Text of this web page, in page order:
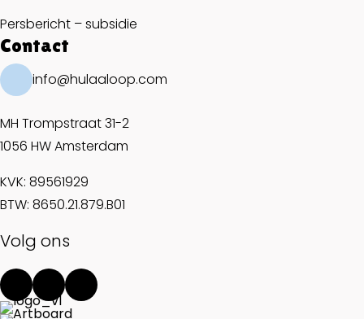
Persbericht – subsidie
Contact
info@hulaaloop.com
MH Trompstraat 31-2
1056 HW Amsterdam
KVK: 89561929
BTW: 8650.21.879.B01
Volg ons